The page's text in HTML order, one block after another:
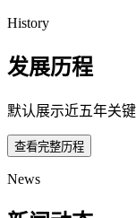
History
发展历程
默认展示近五年关
查看完整历程
News